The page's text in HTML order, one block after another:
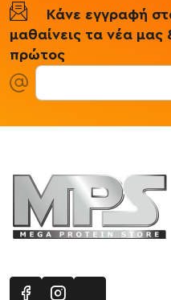
Κάνε εγγραφή
μαθαίνεις τα νέα μας
πρώτος